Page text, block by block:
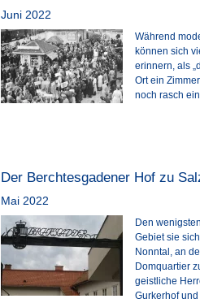
Juni 2022
Während
können sich
erinnern, als
Ort ein
noch rasch
Der Berchtesgadener Hof zu
Mai 2022
Den
Gebiet sie
Nonntal, an
Domquartier
geistliche
Gurkerhof